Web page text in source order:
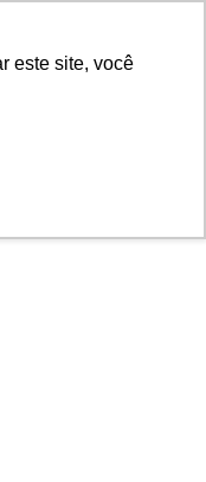
este site, você